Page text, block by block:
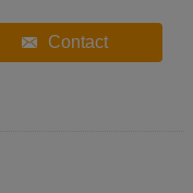
Contact